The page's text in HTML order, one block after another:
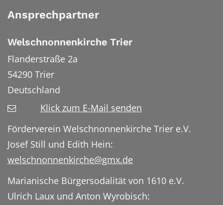
Ansprechpartner
Welschnonnenkirche Trier
Flanderstraße 2a
54290 Trier
Deutschland
Klick zum E-Mail senden
Förderverein Welschnonnenkirche Trier e.V.
Josef Still und Edith Hein:
welschnonnenkirche@gmx.de
Marianische Bürgersodalität von 1610 e.V.
Ulrich Laux und Anton Wyrobisch: